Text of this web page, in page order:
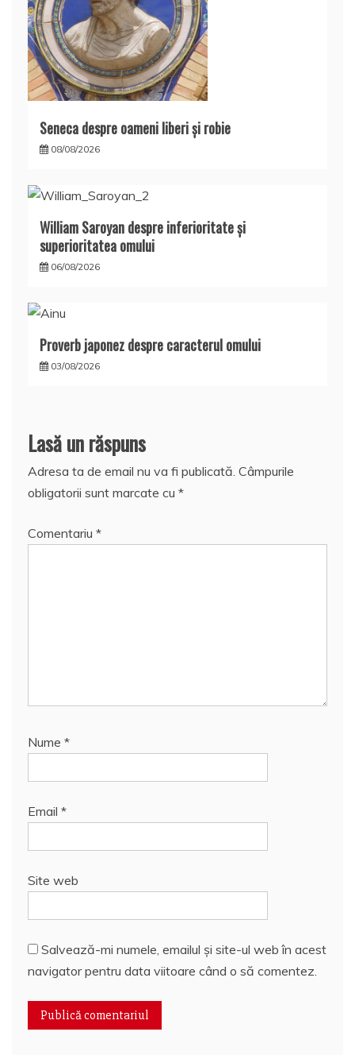
Seneca despre oameni liberi şi robie
08/08/2026
William Saroyan despre inferioritate şi
superioritatea omului
06/08/2026
Proverb japonez despre caracterul omului
03/08/2026
Lasă un răspuns
Adresa ta de email nu va fi publicată. Câmpurile
obligatorii sunt marcate cu *
Comentariu *
Nume *
Email *
Site web
Salvează-mi numele, emailul și site-ul web în acest
navigator pentru data viitoare când o să comentez.